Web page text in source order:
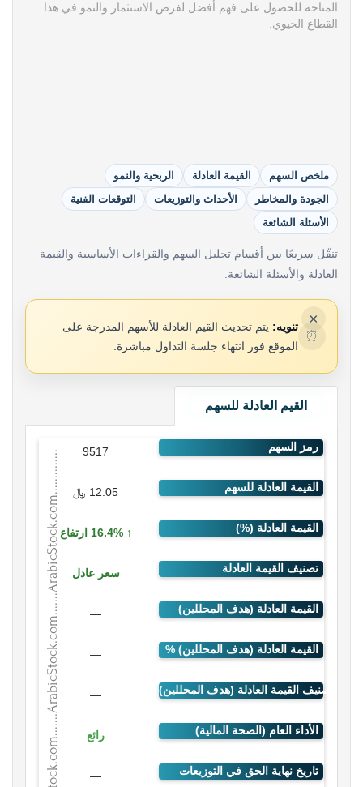
المتاحة للحصول على فهم أفضل لفرص الاستثمار والنمو في هذا
القطاع الحيوي.
ملخص السهم القيمة العادلة
الربحية والنمو
الجودة والمخاطر
الأحداث والتوزيعات
التوقعات الفنية
الأسئلة الشائعة
تنقّل سريعًا بين أقسام تحليل السهم والقراءات الأساسية والقيمة
العادلة والأسئلة الشائعة.
×
⏰
تنويه: يتم تحديث القيم العادلة للأسهم المدرجة على
الموقع فور انتهاء جلسة التداول مباشرة.
القيم العادلة للسهم
9517
12.05 ﷼
16.4% ارتفاع
سعر عادل
—
—
—
رائع
—